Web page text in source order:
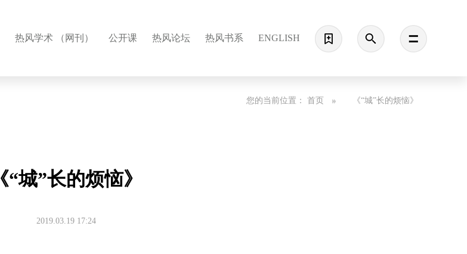
热风学术 （网刊） 公开课 热风论坛 热风书系 ENGLISH
您的当前位置： 首页 《“城”长的烦恼》
《“城”长的烦恼》
2019.03.19 17:24